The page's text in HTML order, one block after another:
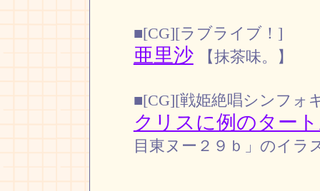
■[CG][ラブライブ！]
亜里沙 【抹茶味。】
■[CG][戦姫絶唱シンフォ
クリスに例のター
目東ヌー２９ｂ」のイラ